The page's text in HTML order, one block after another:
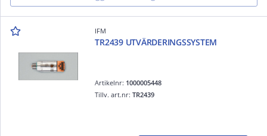
IFM
TR2439 UTVÄRDERINGSSYSTEM
Artikelnr: 1000005448
Tillv. art.nr:TR2439